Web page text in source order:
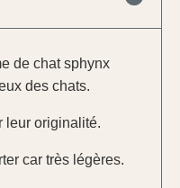
de chat sphynx
des chats.
leur originalité.
car très légères.